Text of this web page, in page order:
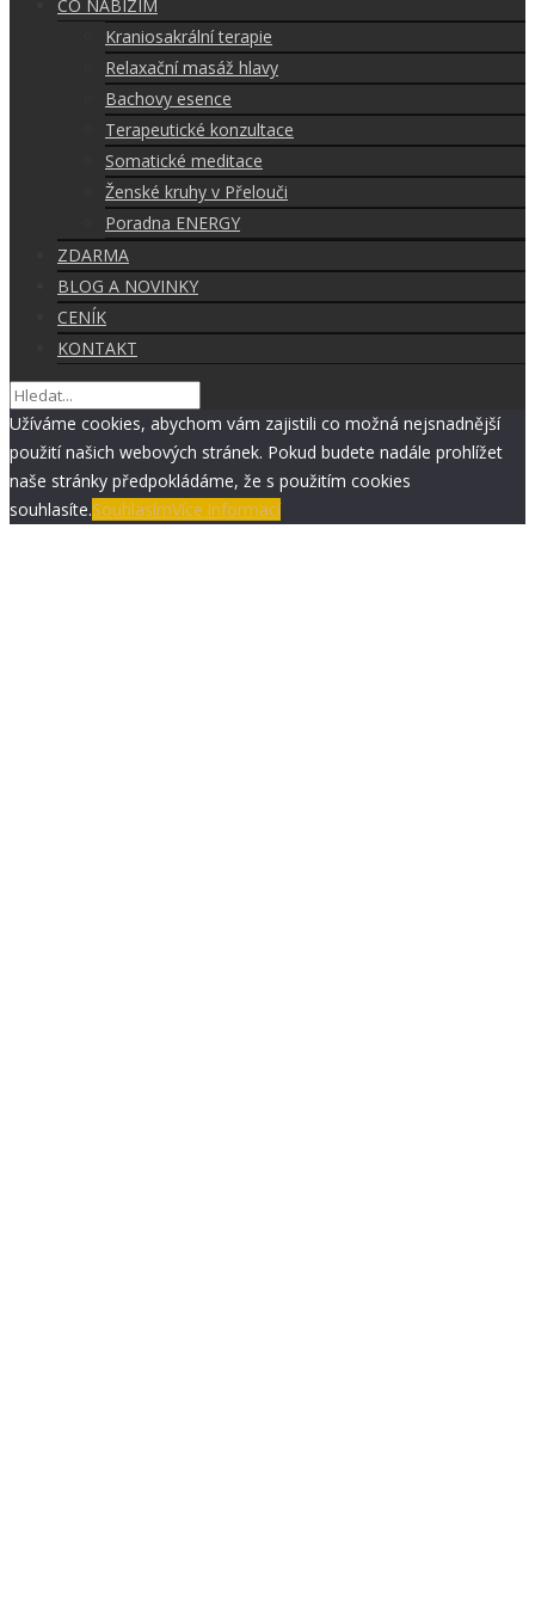
CO NABÍZÍM
Kraniosakrální terapie
Relaxační masáž hlavy
Bachovy esence
Terapeutické konzultace
Somatické meditace
Ženské kruhy v Přelouči
Poradna ENERGY
ZDARMA
BLOG A NOVINKY
CENÍK
KONTAKT
Užíváme cookies, abychom vám zajistili co možná nejsnadnější
použití našich webových stránek. Pokud budete nadále prohlížet
naše stránky předpokládáme, že s použitím cookies
souhlasíte.SouhlasímVíce informací